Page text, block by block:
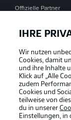
Offizielle Partner
IHRE
Wir nutzen
Cookies, damit
und ihre Inhalte
Klick auf „Alle
zudem
Cookies und
teilweise von
du in unserer
Einstellungen, in